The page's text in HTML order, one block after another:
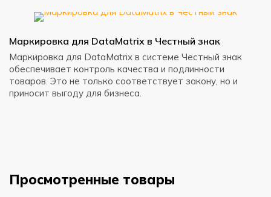
Маркировка для DataMatrix в Честный знак
Маркировка для DataMatrix в системе Честный знак
обеспечивает контроль качества и подлинности
товаров. Это не только соответствует закону, но и
приносит выгоду для бизнеса.
Просмотренные товары